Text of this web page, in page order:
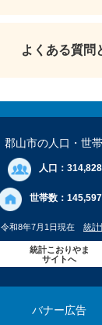
よくある質問
郡山市の人口 ・世
人口：
世帯数：
令和8年7月1日現在 統計
統計こおりやま
サイトへ
バナー広告